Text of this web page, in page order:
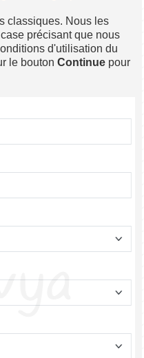
classiques. Nous les
précisant que nous
d'utilisation du
le boutonContinue pour